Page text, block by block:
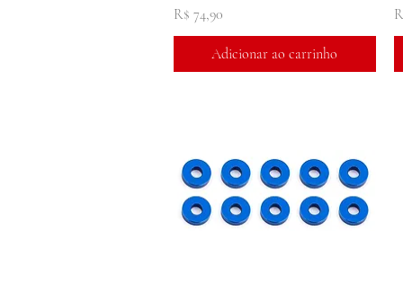
Preço
R$ 74,90
Adicionar ao carrinho